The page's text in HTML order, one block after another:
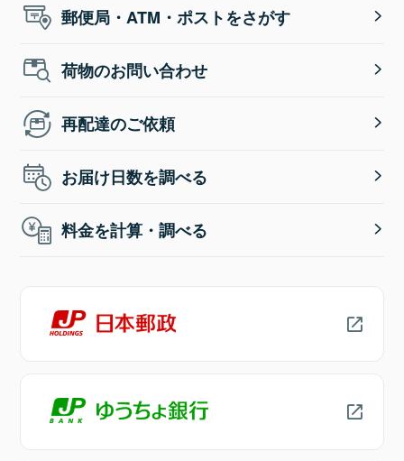
郵便局・ATM・ポストをさがす
荷物のお問い合わせ
再配達のご依頼
お届け日数を調べる
料金を計算・調べる